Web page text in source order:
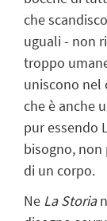
che
uguali - non
troppo
uniscono nel
che è anche
pur essendo
bisogno, non
di un corpo.
Ne La Storia